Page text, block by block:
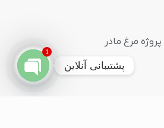
پروژه مرغ مادر
پشتیبانی آنلاین
chaty
1